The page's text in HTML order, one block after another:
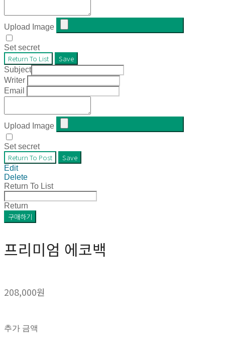
Upload Image
Set secret
Return To List Save
Subject
Writer
Email
Upload Image
Set secret
Return To Post Save
Edit
Delete
Return To List
Return
구매하기
프리미엄 에코백
208,000원
추가 금액